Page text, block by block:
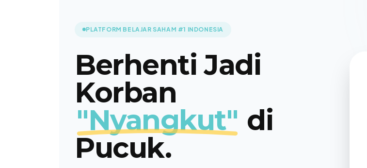
PLATFORM BELAJAR SAHAM #1 INDONESIA
Berhenti Jadi
Korban
"Nyangkut" di
Pucuk.